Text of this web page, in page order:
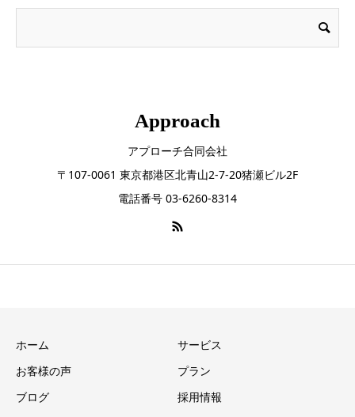
Approach
アプローチ合同会社
〒107-0061 東京都港区北青山2-7-20猪瀬ビル2F
電話番号 03-6260-8314
ホーム
サービス
お客様の声
プラン
ブログ
採用情報